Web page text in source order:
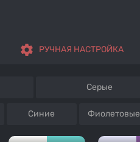
settings РУЧНАЯ НАСТРОЙКА
Серые
Синие Фиолетовые